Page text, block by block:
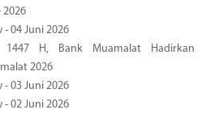
2026
04 Juni 2026
1447 H, Bank Muamalat Hadirkan
2026
03 Juni 2026
02 Juni 2026